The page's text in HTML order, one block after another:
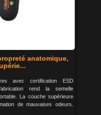
anatomique,
avec certification ESD
rend la semelle
La couche supérieure
de mauvaises odeurs.